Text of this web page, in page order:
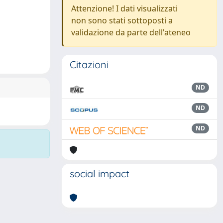
Attenzione! I dati visualizzati
non sono stati sottoposti a
validazione da parte dell'ateneo
Citazioni
ND
ND
ND
social impact